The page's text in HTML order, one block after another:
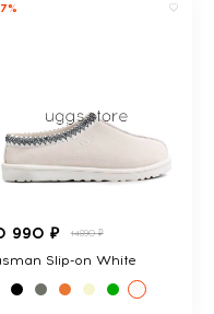
990 ₽ 14890 ₽
Slip-on White